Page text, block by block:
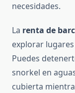
necesidades.
La renta de
explorar
Puedes
snorkel en
cubierta